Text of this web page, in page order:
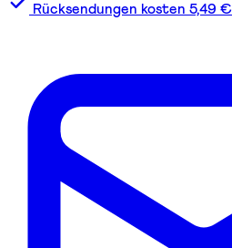
Rücksendungen kosten 5,49 €